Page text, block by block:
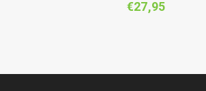
€27,95